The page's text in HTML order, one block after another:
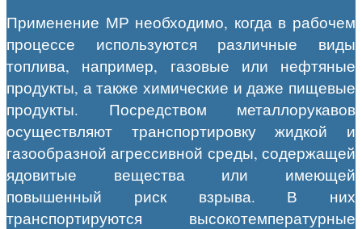
Применение МР необходимо, когда в рабочем
процессе используются различные виды
топлива, например, газовые или нефтяные
продукты, а также химические и даже пищевые
продукты. Посредством металлорукавов
осуществляют транспортировку жидкой и
газообразной агрессивной среды, содержащей
ядовитые вещества или имеющей
повышенный риск взрыва. В них
транспортируются высокотемпературные